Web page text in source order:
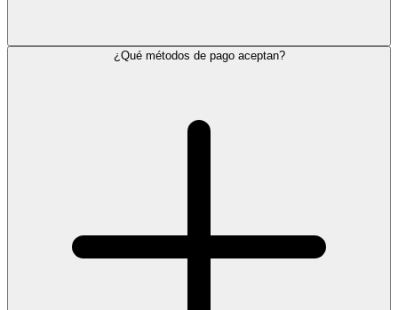
¿Qué métodos de pago aceptan?